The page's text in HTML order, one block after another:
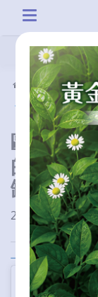
活動情報
部落客推薦
歐莉：
的一瓶
罐｜
2023-03-03
上一則